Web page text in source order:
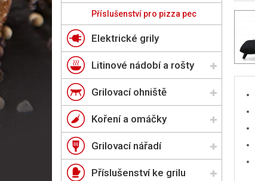
Příslušenství pro pizza pec
Elektrické grily
Litinové nádobí a rošty
Grilovací ohniště
Koření a omáčky
Grilovací nářadí
Příslušenství ke grilu